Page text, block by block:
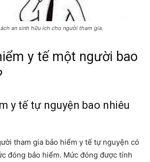
an sinh hữu ích cho người tham gia.
y tế một người bao
y tế tự nguyện bao nhiêu
tham gia bảo hiểm y tế tự nguyện có
đóng bảo hiểm. Mức đóng được tính